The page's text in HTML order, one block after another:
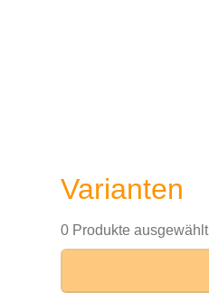
Varianten
0 Produkte ausgewählt